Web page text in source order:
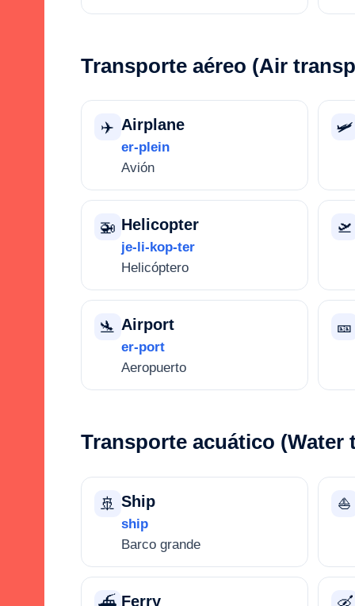
Transporte aéreo (Air
✈️ Airplane
er-plein
Avión
🛩️
🚁 Helicopter
je-li-kop-ter
Helicóptero
🛫
🛬 Airport
er-port
Aeropuerto
🎫
Transporte acuático
🚢 Ship
ship
Barco grande
⛵
Ferry